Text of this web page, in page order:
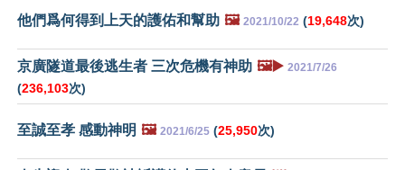
他們爲何得到上天的護佑和幫助 🖼️ 2021/10/22 (19,648次)
京廣隧道最後逃生者 三次危機有神助 🖼️▶️ 2021/7/26
(236,103次)
至誠至孝 感動神明 🖼️ 2021/6/25 (25,950次)